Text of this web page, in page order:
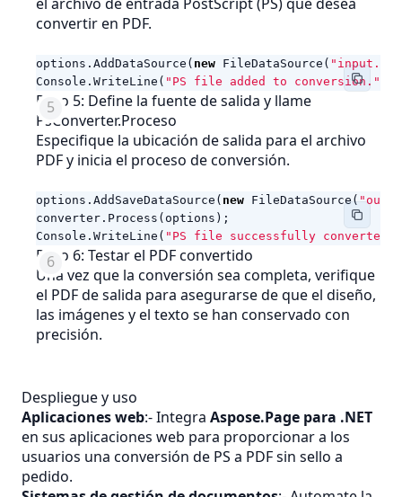
convertir en PDF.
options . AddDataSource ( new FileDataSource ( "input.ps"
Console . WriteLine ( "PS file added to conversion."
Paso 5: Define la fuente de salida y llame
PsConverter.Proceso
Especifique la ubicación de salida para el archivo
PDF y inicia el proceso de conversión.
options . AddSaveDataSource ( new FileDataSource(
converter . Process ( options );
Console . WriteLine ( "PS file successfully converted
Paso 6: Testar el PDF convertido
Una vez que la conversión sea completa, verifique
el PDF de salida para asegurarse de que el diseño,
las imágenes y el texto se han conservado con
precisión.
Despliegue y uso
Aplicaciones web:- Integra Aspose.Page para .NET
en sus aplicaciones web para proporcionar a los
usuarios una conversión de PS a PDF sin sello a
pedido.